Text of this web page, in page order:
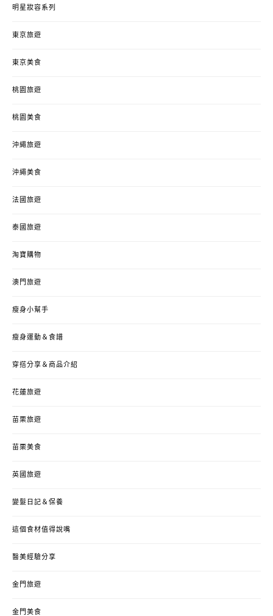
明星妝容系列
東京旅遊
東京美食
桃園旅遊
桃園美食
沖繩旅遊
沖繩美食
法國旅遊
泰國旅遊
淘寶購物
澳門旅遊
瘦身小幫手
瘦身運動＆食譜
穿搭分享＆商品介紹
花蓮旅遊
苗栗旅遊
苗栗美食
英國旅遊
變髮日記＆保養
這個食材值得說嘴
醫美經驗分享
金門旅遊
金門美食